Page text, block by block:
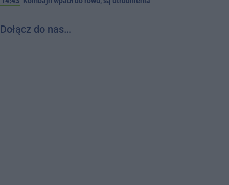
Dołącz do nas…